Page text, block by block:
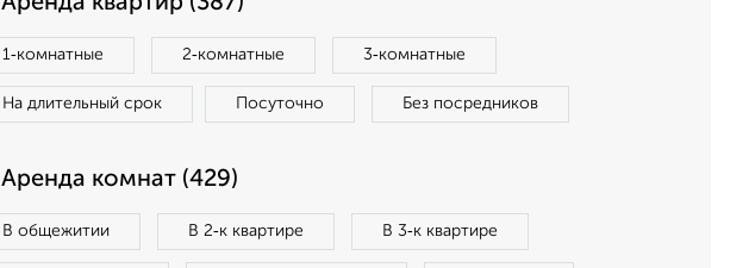
1‑комнатные 2‑комнатные 3‑комнатные
На длительный срок Посуточно Без посредников
Аренда комнат (429)
В общежитии В 2‑к квартире В 3‑к квартире